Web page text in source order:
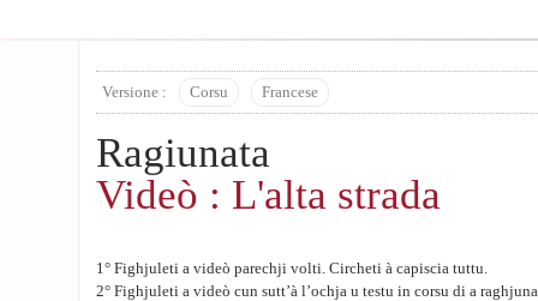
Versione : Corsu Francese
Ragiunata
Videò : L'alta strada
1° Fighjuleti a videò parechji volti. Circheti à capiscia tuttu.
2° Fighjuleti a videò cun sutt’à l’ochja u testu in corsu di a